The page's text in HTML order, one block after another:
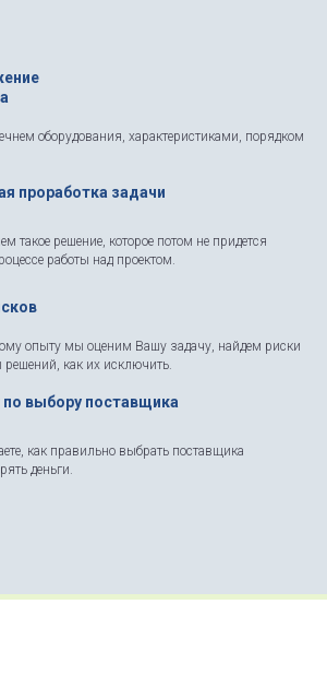
оборудования, характеристиками, порядком
проработка задачи
такое решение, которое потом не придется
работы над проектом.
опыту мы оценим Вашу задачу, найдем риски
как их исключить.
по выбору поставщика
как правильно выбрать поставщика
деньги.